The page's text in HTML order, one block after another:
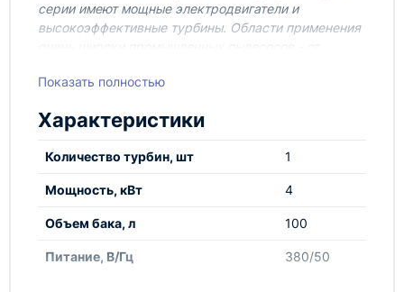
серии имеют мощные электродвигатели и
высокоэффективные турбины. Области применения
металлообрабатывающих предприятий и
MERAN VC-4000это промышленный пылесос для
сбора сухого мусора и жидкостей (опция),
оборудованный эффективной одноступенчатой
турбиной мощностью 4 кВ в литом алюминиевом
верхней части пылесоса. Промышленный пылесос
влажного мусора и отходов, жидкости в
Показать полностью
Характеристики
Количество турбин, шт 1
Мощность, кВт 4
Объем бака, л 100
Питание, В/Гц 380/50